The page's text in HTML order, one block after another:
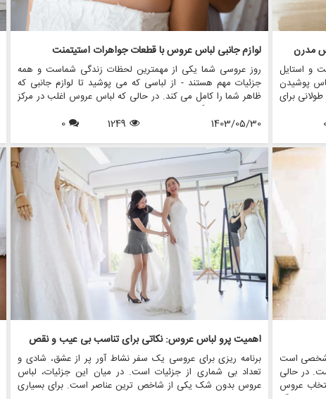
مدرن
و استایل
پوشیدن
برای
برای
به
کنیم، در
به شما
لوازم جانبی لباس عروس با قطعات جواهرات استیتمنت
روز عروسی شما یکی از مهمترین لحظات زندگی شماست و همه
جزئیات مهم هستند - از لباسی که می پوشید تا لوازم جانبی که
ظاهر شما را کامل می کند. در حالی که لباس عروس اغلب در مرکز
توجه قرار می گیرد، جواهرات مناسب می تواند مجموعه شما را
ارتقا دهد و استایل شما را منعکس کند. در این مقاله، نحوه تزیین
شود که در روز خاص خود بدرخشید. ما همچنین نشان خواهیم داد
که مزون چرخچی چگونه می تواند به شما در یافتن اکسسوری های
عروس مناسب برای تکمیل لباس شما کمک کند.
1403/05/30
1249
0
شخصی است
در حالی
عروس
اهمیت پرو لباس عروس: نکاتی برای تناسب بی عیب و نقص
برنامه ریزی برای عروسی یک سفر نشاط آور پر از عشق، شادی و
تعداد بی شماری از جزئیات است. در میان این جزئیات، لباس
عروس بدون شک یکی از شاخص ترین عناصر است. برای بسیاری